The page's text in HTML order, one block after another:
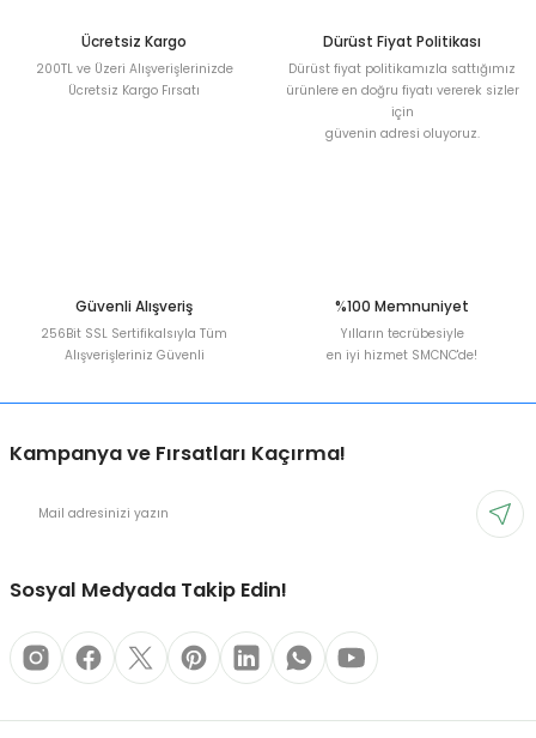
Ücretsiz Kargo
200TL ve Üzeri Alışverişlerinizde
Ücretsiz Kargo Fırsatı
Dürüst Fiyat Politikası
Dürüst fiyat politikamızla sattığımız
ürünlere en doğru fiyatı vererek sizler
için
güvenin adresi oluyoruz.
Güvenli Alışveriş
256Bit SSL Sertifikalsıyla Tüm
Alışverişleriniz Güvenli
%100 Memnuniyet
Yılların tecrübesiyle
en iyi hizmet SMCNC'de!
Kampanya ve Fırsatları Kaçırma!
Sosyal Medyada Takip Edin!